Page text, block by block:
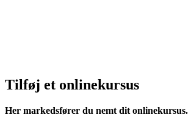
Tilføj et onlinekursus
Her markedsfører du nemt dit onlinekursus.